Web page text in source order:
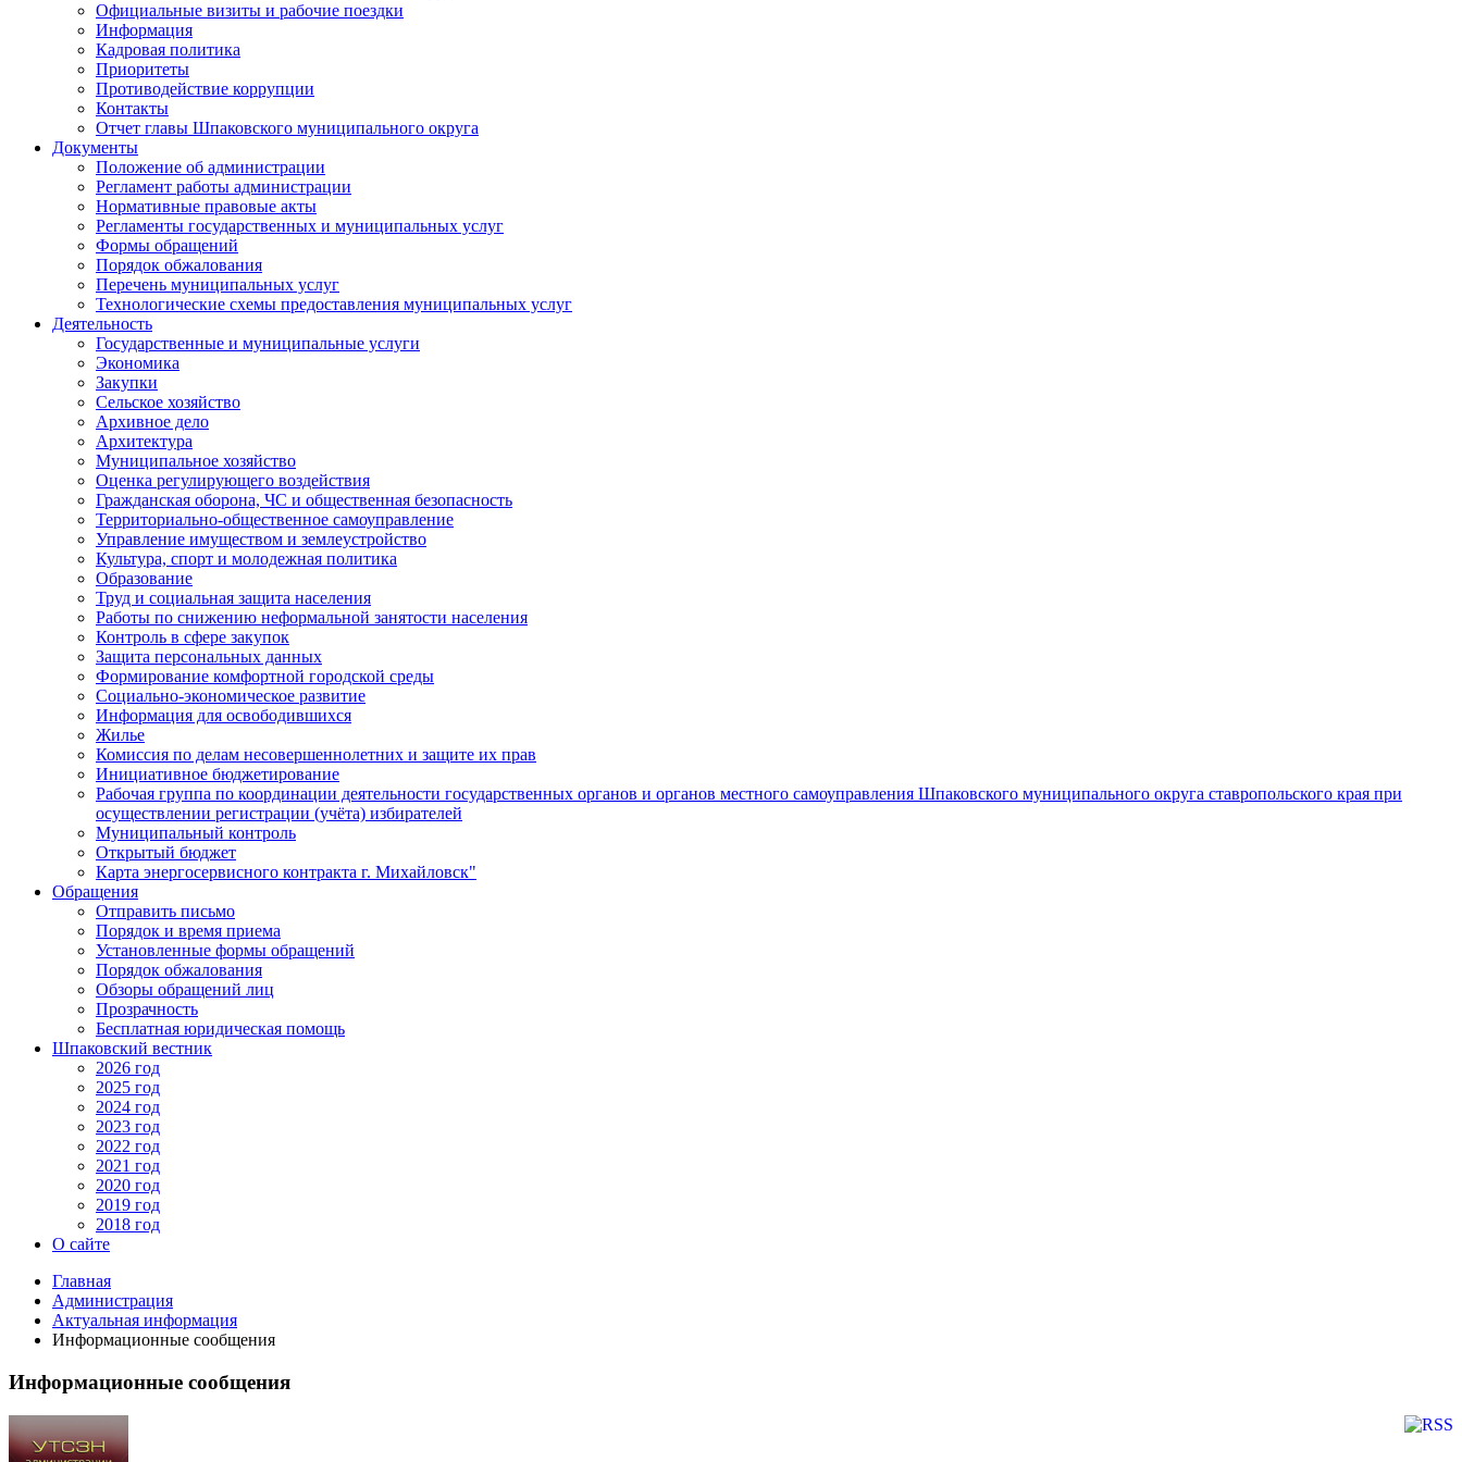
Официальные визиты и рабочие поездки
Информация
Кадровая политика
Приоритеты
Противодействие коррупции
Контакты
Отчет главы Шпаковского муниципального округа
Документы
Положение об администрации
Регламент работы администрации
Нормативные правовые акты
Регламенты государственных и муниципальных услуг
Формы обращений
Порядок обжалования
Перечень муниципальных услуг
Технологические схемы предоставления муниципальных услуг
Деятельность
Государственные и муниципальные услуги
Экономика
Закупки
Сельское хозяйство
Архивное дело
Архитектура
Муниципальное хозяйство
Оценка регулирующего воздействия
Гражданская оборона, ЧС и общественная безопасность
Территориально-общественное самоуправление
Управление имуществом и землеустройство
Культура, спорт и молодежная политика
Образование
Труд и социальная защита населения
Работы по снижению неформальной занятости населения
Контроль в сфере закупок
Защита персональных данных
Формирование комфортной городской среды
Социально-экономическое развитие
Информация для освободившихся
Жилье
Комиссия по делам несовершеннолетних и защите их прав
Инициативное бюджетирование
Рабочая группа по координации деятельности государственных органов и органов местного самоуправления Шпаковского муниципального округа ставропольского края при
осуществлении регистрации (учёта) избирателей
Муниципальный контроль
Открытый бюджет
Карта энергосервисного контракта г. Михайловск"
Обращения
Отправить письмо
Порядок и время приема
Установленные формы обращений
Порядок обжалования
Обзоры обращений лиц
Прозрачность
Бесплатная юридическая помощь
Шпаковский вестник
2026 год
2025 год
2024 год
2023 год
2022 год
2021 год
2020 год
2019 год
2018 год
О сайте
Главная
Администрация
Актуальная информация
Информационные сообщения
Информационные сообщения